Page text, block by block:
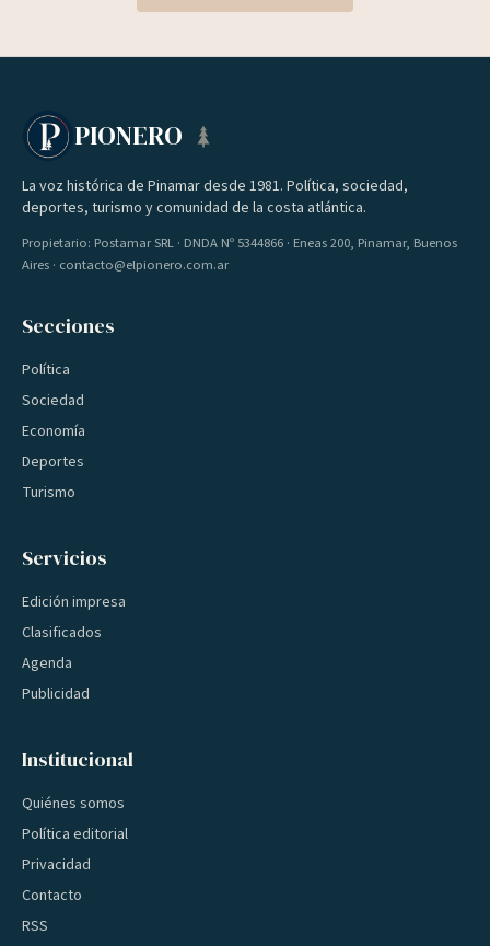
PIONERO
La voz histórica de Pinamar desde 1981. Política, sociedad,
deportes, turismo y comunidad de la costa atlántica.
Propietario: Postamar SRL · DNDA Nº 5344866 · Eneas 200, Pinamar, Buenos
Aires · contacto@elpionero.com.ar
Secciones
Política
Sociedad
Economía
Deportes
Turismo
Servicios
Edición impresa
Clasificados
Agenda
Publicidad
Institucional
Quiénes somos
Política editorial
Privacidad
Contacto
RSS